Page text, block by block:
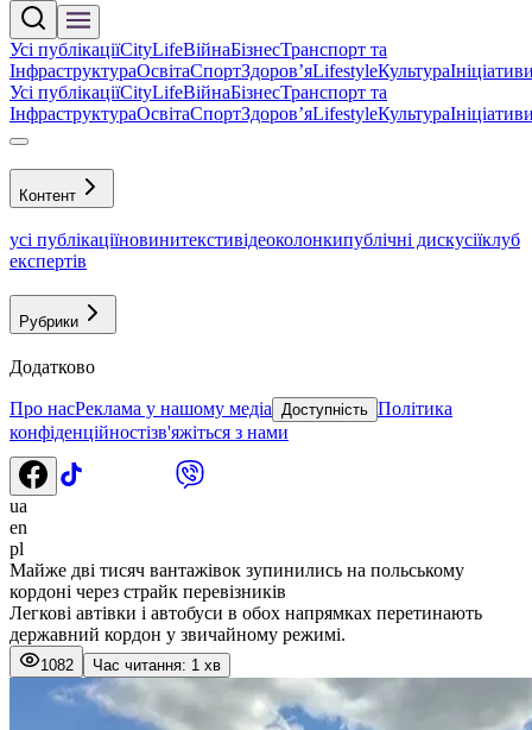
Усі публікаціїCityLifeВійнаБізнесТранспорт та
ІнфраструктураОсвітаСпортЗдоровʼяLifestyleКультура
Усі публікаціїCityLifeВійнаБізнесТранспорт та
ІнфраструктураОсвітаСпортЗдоровʼяLifestyleКультура
Контент
усі публікаціїновинитекстивідеоколонкипублічні дискусіїклуб
експертів
Рубрики
Додатково
Про насРеклама у нашому медіа Доступність Політика
конфіденційностізв'яжіться з нами
ua
en
pl
Майже дві тисяч вантажівок зупинились на польському
кордоні через страйк перевізників
Легкові автівки і автобуси в обох напрямках перетинають
державний кордон у звичайному режимі.
1082 Час читання: 1 хв